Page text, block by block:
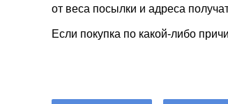
от веса посылки и адреса
Если покупка по какой-либо